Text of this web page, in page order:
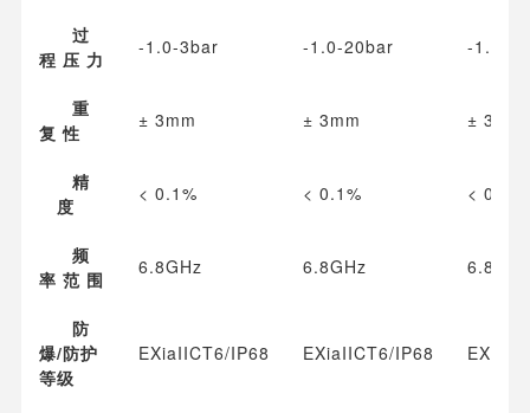
过
程 压 力
-1.0-3bar -1.0-20bar -1.0-
重
复 性
± 3mm ± 3mm ± 3mm
精
度
< 0.1% < 0.1% < 0.1%
频
率 范 围
6.8GHz 6.8GHz 6.8GHz
防
爆/防护
等级
EXiaIICT6/IP68 EXiaIICT6/IP68